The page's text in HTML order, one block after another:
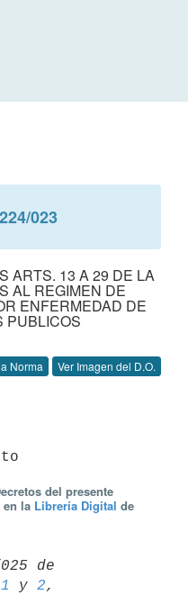
023
ARTS. 13 A 29 DE LA
AL REGIMEN DE
ENFERMEDAD DE
PUBLICOS
Norma Ver Imagen del D.O.
del presente
en la Librería Digital de
1 y 2,